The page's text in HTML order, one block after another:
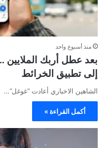
منذ أسبوع واحد
بعد عطل أربك الملايين
إلى تطبيق الخرائط
الشاهين الاخباري أعادت “غوغل”…
أكمل القراءة »